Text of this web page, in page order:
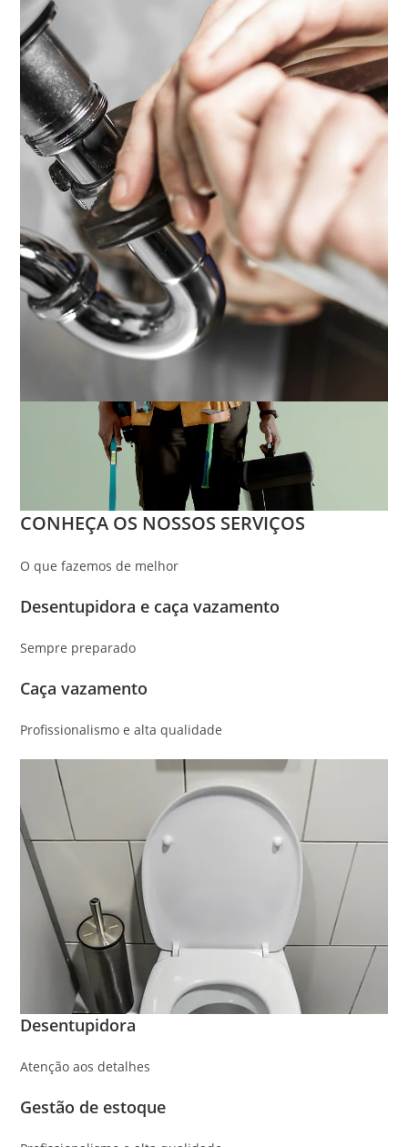
CONHEÇA OS NOSSOS SERVIÇOS
O que fazemos de melhor
Desentupidora e caça vazamento
Sempre preparado
Caça vazamento
Profissionalismo e alta qualidade
Desentupidora
Atenção aos detalhes
Gestão de estoque